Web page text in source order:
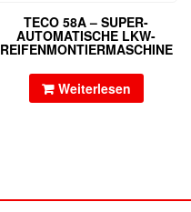
TECO 58A – SUPER-
AUTOMATISCHE LKW-
REIFENMONTIERMASCHINE
Weiterlesen